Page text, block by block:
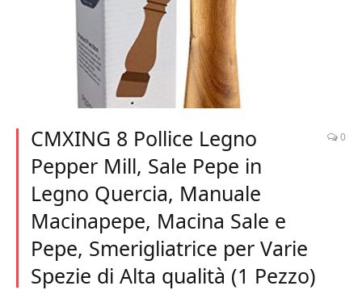
CMXING 8 Pollice Legno
Pepper Mill, Sale Pepe in
Legno Quercia, Manuale
Macinapepe, Macina Sale e
Pepe, Smerigliatrice per Varie
Spezie di Alta qualità (1 Pezzo)
0